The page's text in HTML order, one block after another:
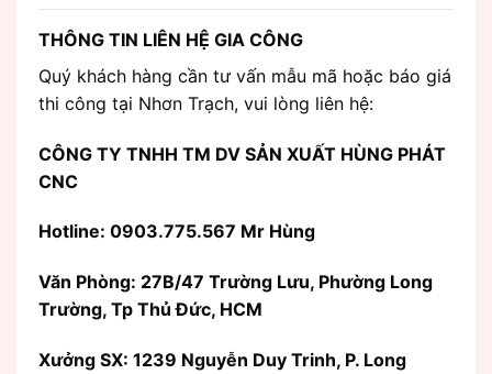
THÔNG TIN LIÊN HỆ GIA CÔNG
Quý khách hàng cần tư vấn mẫu mã hoặc báo giá
thi công tại Nhơn Trạch, vui lòng liên hệ:
CÔNG TY TNHH TM DV SẢN XUẤT HÙNG PHÁT
CNC
Hotline: 0903.775.567 Mr Hùng
Văn Phòng: 27B/47 Trường Lưu, Phường Long
Trường, Tp Thủ Đức, HCM
Xưởng SX: 1239 Nguyễn Duy Trinh, P. Long